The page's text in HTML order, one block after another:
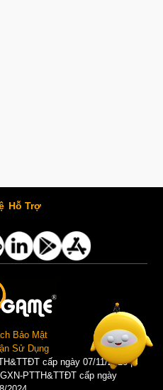
Hỗ Trợ
Bảo Mật
Sử Dụng
cấp ngày 07/11/2025 |
PTTH&TTĐT cấp ngày